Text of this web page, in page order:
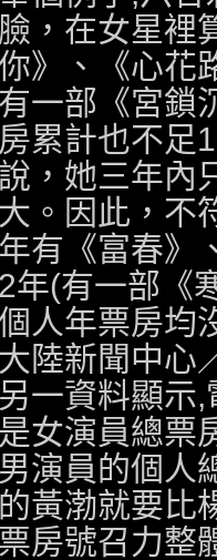
臉 ，在女星
》、《心花
有一部《宮鎖
房累計也不足
說，她三年內
大。因此，不
年有《富春》
2年(有一部《
人年票房均
大陸新聞中心
另一資料顯示,
是女演員總票
男演員的個人
的黃渤就要比
票房號召力整